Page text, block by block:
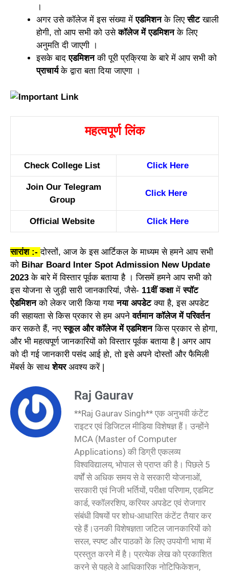
।
अगर उसे कॉलेज में इस संख्या मेंएडमिशनके लिएसीटखाली
होगी, तो आप सभी को उसेकॉलेज में एडमिशनके लिए
अनुमति दी जाएगी ।
इसके बादएडमिशनकी पूरी प्रक्रिया के बारे में आप सभी को
प्राचार्यके द्वारा बता दिया जाएगा ।
महत्वपूर्ण लिंक
Check College List Click Here
Join Our Telegram
Group
Click Here
Official Website Click Here
सारांश :-दोस्तों, आज के इस आर्टिकल के माध्यम से हमने आप सभी
को Bihar Board Inter Spot Admission New Update
2023के बारे में विस्तार पूर्वक बताया है । जिसमें हमने आप सभी को
इस योजना से जुड़ी सारी जानकारियां, जैसे- 11वीं कक्षामें स्पॉट
ऐडमिशनको लेकर जारी किया गयानया अपडेटक्या है, इस अपडेट
की सहायता से किस प्रकार से हम अपनेवर्तमान कॉलेज में परिवर्तन
कर सकते हैं, नएस्कूल और कॉलेज में एडमिशनकिस प्रकार से होगा,
और भी महत्वपूर्ण जानकारियों को विस्तार पूर्वक बताया है | अगर आप
को दी गई जानकारी पसंद आई हो, तो इसे अपने दोस्तों और फैमिली
मेंबर्स के साथशेयरअवश्य करें |
Raj Gaurav
**Raj Gaurav Singh** एक अनुभवी कंटेंट
राइटर एवं डिजिटल मीडिया विशेषज्ञ हैं। उन्होंने
MCA (Master of Computer
Applications) की डिग्री एकलव्य
विश्वविद्यालय, भोपाल से प्राप्त की है। पिछले 5
वर्षों से अधिक समय से वे सरकारी योजनाओं,
सरकारी एवं निजी भर्तियों, परीक्षा परिणाम, एडमिट
कार्ड, स्कॉलरशिप, करियर अपडेट एवं रोजगार
संबंधी विषयों पर शोध-आधारित कंटेंट तैयार कर
रहे हैं।उनकी विशेषज्ञता जटिल जानकारियों को
सरल, स्पष्ट और पाठकों के लिए उपयोगी भाषा में
प्रस्तुत करने में है। प्रत्येक लेख को प्रकाशित
करने से पहले वे आधिकारिक नोटिफिकेशन,